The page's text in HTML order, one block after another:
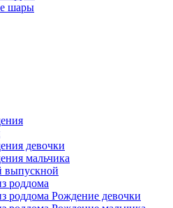
шары
девочки
мальчика
роддома
роддома Рождение девочки